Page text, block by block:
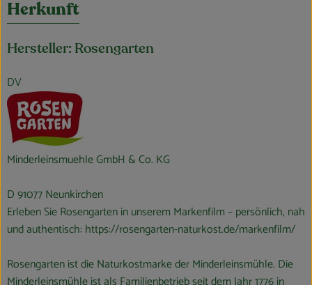
Herkunft
Hersteller: Rosengarten
DV
Minderleinsmuehle GmbH & Co. KG
D 91077 Neunkirchen
Erleben Sie Rosengarten in unserem Markenfilm – persönlich, nah
und authentisch: https://rosengarten-naturkost.de/markenfilm/
Rosengarten ist die Naturkostmarke der Minderleinsmühle. Die